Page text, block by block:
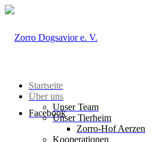
Facebook
Startseite
Über uns
Unser Team
Unser Tierheim
Zorro-Hof Aerzen
Kooperationen